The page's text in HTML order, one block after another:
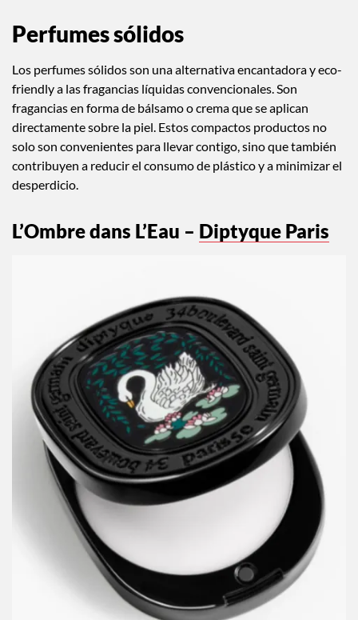
Perfumes sólidos
Los perfumes sólidos son una alternativa encantadora y eco-
friendly a las fragancias líquidas convencionales. Son
fragancias en forma de bálsamo o crema que se aplican
directamente sobre la piel. Estos compactos productos no
solo son convenientes para llevar contigo, sino que también
contribuyen a reducir el consumo de plástico y a minimizar el
desperdicio.
L’Ombre dans L’Eau – Diptyque Paris